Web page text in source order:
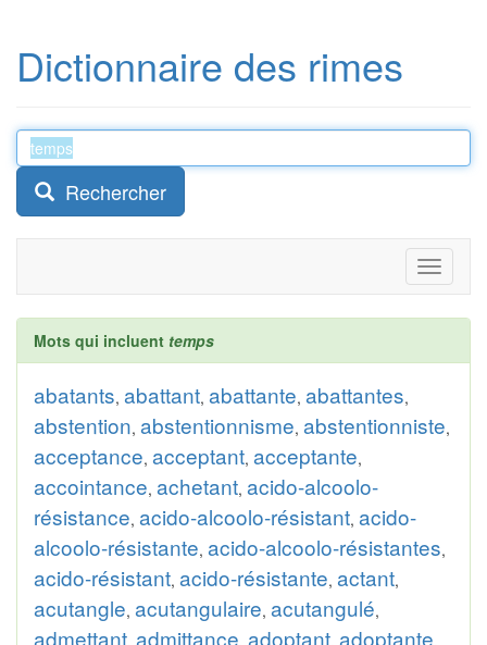
Dictionnaire des rimes
Rechercher
Toggle
Mots qui incluent temps
abatants, abattant, abattante, abattantes,
abstention, abstentionnisme, abstentionniste,
acceptance, acceptant, acceptante,
accointance, achetant, acido-alcoolo-
résistance, acido-alcoolo-résistant, acido-
alcoolo-résistante, acido-alcoolo-résistantes,
acido-résistant, acido-résistante, actant,
acutangle, acutangulaire, acutangulé,
admettant, admittance, adoptant, adoptante,